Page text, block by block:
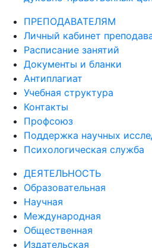
ПРЕПОДАВАТЕЛЯМ
Личный кабинет
Расписание занятий
Документы и бланки
Антиплагиат
Учебная структура
Контакты
Профсоюз
Поддержка научных
Психологическая служба
Образовательная
Научная
Международная
Общественная
Издательская